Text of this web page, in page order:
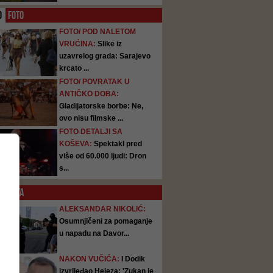
FOTO
FOTO/ POD NALETOM
VRUĆINA: Slike iz
uzavrelog grada: Sarajevo
krcato ...
FOTO/ POVRATAK U
ANTIČKO DOBA:
Gladijatorske borbe: Ne,
ovo nisu filmske ...
FOTO DETALJI SA
KOŠEVA: Spektakl pred
više od 60.000 ljudi: Dron
s...
SATA
ALEKSANDAR NIKOLIĆ:
Osumnjičeni za pomaganje
u napadu na Davor...
NAKON VUČIĆA:
I Dodik
izvrijeđao Heleza: 'Zukan je